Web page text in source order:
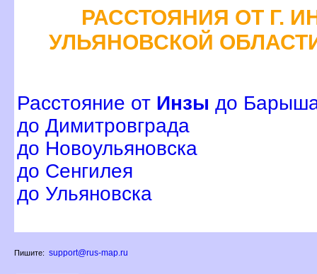
РАССТОЯНИЯ ОТ Г.
УЛЬЯНОВСКОЙ
Расстояние от Инзы до
до Димитровграда
до Новоульяновска
до Сенгилея
до Ульяновска
Пишите: support@rus-map.ru